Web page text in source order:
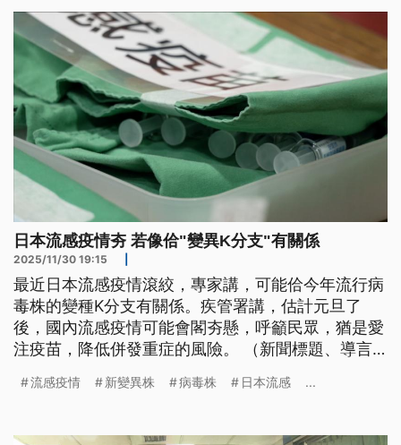
在春節前後，單週就診上看14萬人次。
日本流感疫情夯 若像佮"變異K分支"有關係
2025/11/30 19:15
最近日本流感疫情滾絞，專家講，可能佮今年流行病
毒株的變種K分支有關係。疾管署講，估計元旦了
後，國內流感疫情可能會閣夯懸，呼籲民眾，猶是愛
注疫苗，降低併發重症的風險。 （新聞標題、導言
流感疫情 新變異株 病毒株 日本流感 ...